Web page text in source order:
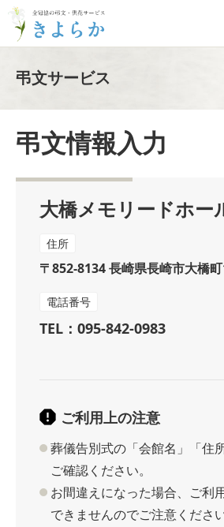
弔文サービス
弔文情報入力
大橋メモリードホー
住所
〒852-8134 長崎県長崎市大橋
電話番号
TEL：095-842-0983
ご利用上の注意
葬儀告別式の「会館名」「住
ご確認ください。
お間違えになった場合、ご利
できませんのでご注意ください